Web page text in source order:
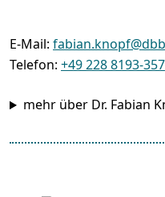
E-Mail:
Telefon: +49 228 8193-357
mehr über Dr. Fabian